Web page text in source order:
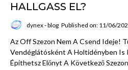
HALLGASS EL?
dynex - blog Published on: 11/06/
Az Off Szezon Nem A Csend Ideje!
Vendéglátósként A Holtidényben Is
Építhetsz Előnyt A Következő